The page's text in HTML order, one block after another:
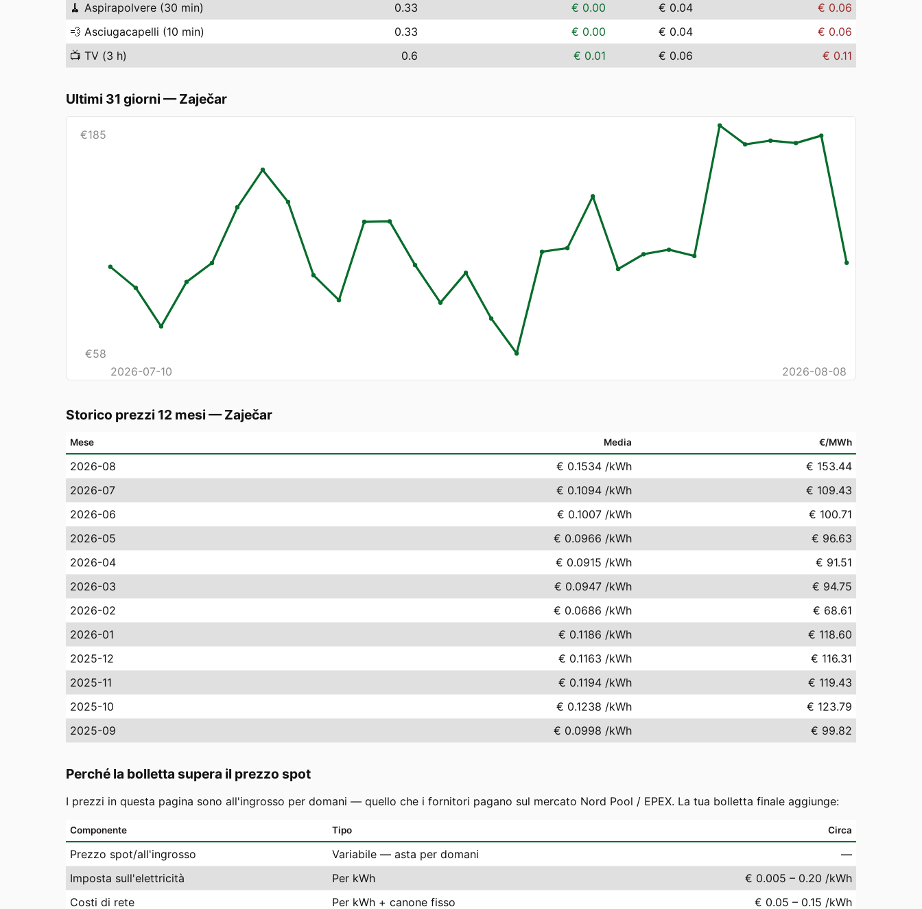
🧹 Aspirapolvere (30 min) 0.33 € 0.00 € 0.04
€ 0.06
💨 Asciugacapelli (10 min) 0.33 € 0.00 € 0.04
€ 0.06
📺 TV (3 h) 0.6 € 0.01 € 0.06 € 0.11
Ultimi 31 giorni —Zaječar
€185
€58
2026-07-10
2026-08-08
Storico prezzi 12 mesi —Zaječar
Mese Media €/MWh
2026-08 € 0.1534 /kWh
€ 153.44
2026-07
€ 0.1094 /kWh
€ 109.43
2026-06
€ 0.1007 /kWh
€ 100.71
2026-05
€ 0.0966 /kWh
€ 96.63
2026-04
€ 0.0915 /kWh
€ 91.51
2026-03
€ 0.0947 /kWh
€ 94.75
2026-02
€ 0.0686 /kWh
€ 68.61
2026-01
€ 0.1186 /kWh
€ 118.60
2025-12
€ 0.1163 /kWh
€ 116.31
2025-11
€ 0.1194 /kWh
€ 119.43
2025-10
€ 0.1238 /kWh
€ 123.79
2025-09
€ 0.0998 /kWh € 99.82
Perché la bolletta supera il prezzo spot
I prezzi in questa pagina sono all'ingrosso per domani — quello che i fornitori pagano sul mercato Nord Pool / EPEX. La tua bolletta finale aggiunge:
Componente Tipo Circa
Prezzo spot/all'ingrosso Variabile — asta per domani
—
Imposta sull'elettricità
Per kWh
€ 0.005 – 0.20 /kWh
Costi di rete
Per kWh + canone fisso € 0.05 – 0.15 /kWh